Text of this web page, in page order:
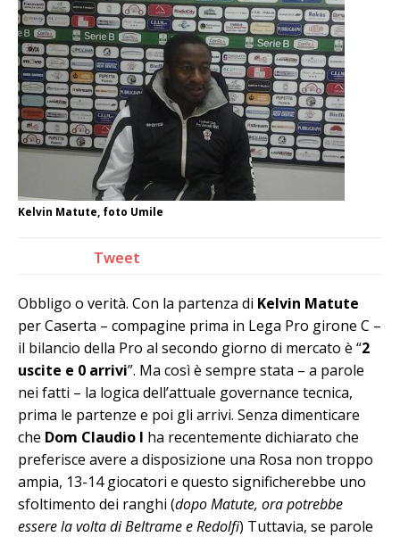
Kelvin Matute, foto Umile
Tweet
Obbligo o verità. Con la partenza di Kelvin Matute
per Caserta – compagine prima in Lega Pro girone C –
il bilancio della Pro al secondo giorno di mercato è “2
uscite e 0 arrivi”. Ma così è sempre stata – a parole
nei fatti – la logica dell’attuale governance tecnica,
prima le partenze e poi gli arrivi. Senza dimenticare
che Dom Claudio I ha recentemente dichiarato che
preferisce avere a disposizione una Rosa non troppo
ampia, 13-14 giocatori e questo significherebbe uno
sfoltimento dei ranghi (dopo Matute, ora potrebbe
essere la volta di Beltrame e Redolfi) Tuttavia, se parole